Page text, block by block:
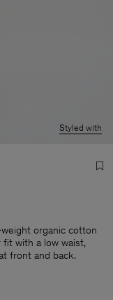
Styled with
organic cotton
fit with a low waist,
front and back.